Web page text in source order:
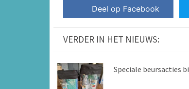
Deel op Facebook
VERDER IN HET NIEUWS:
Speciale beursacties